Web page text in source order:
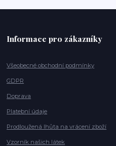
Informace pro zákazníky
Všeobecné obchodní podmínky
GDPR
Doprava
Platební údaje
Prodloužená lhůta na vrácení zboží
Vzorník našich látek